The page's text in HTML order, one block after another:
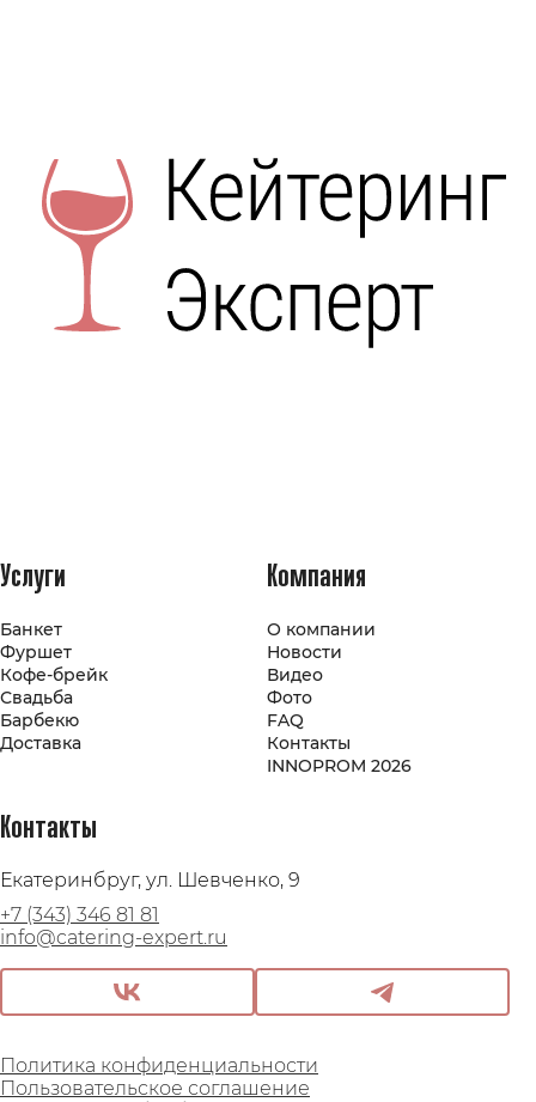
Услуги
Банкет
Фуршет
Кофе-брейк
Свадьба
Барбекю
Доставка
Компания
О компании
Новости
Видео
Фото
FAQ
Контакты
INNOPROM 2026
Контакты
Екатеринбруг, ул. Шевченко, 9
+7 (343) 346 81 81
info@catering-expert.ru
Политика конфиденциальности
Пользовательское соглашение